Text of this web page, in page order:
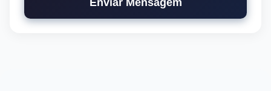
Enviar Mensagem